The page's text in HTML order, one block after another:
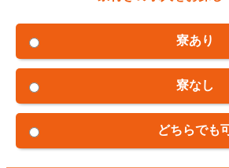
寮あり
寮なし
どちらでも